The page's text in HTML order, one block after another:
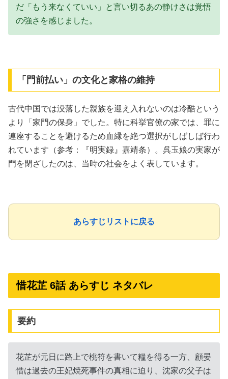
だ「もう来なくていい」と言い切るあの静けさは覚悟
の強さを感じました。
「門前払い」の文化と家格の維持
古代中国では没落した親族を迎え入れないのは冷酷という
より「家門の保身」でした。特に科挙官僚の家では、罪に
連座することを避けるため血縁を絶つ選択がしばしば行わ
れています（参考：『明実録』嘉靖条）。呉玉娘の実家が
門を閉ざしたのは、当時の社会をよく表しています。
あらすじリストに戻る
惜花芷 6話 あらすじ ネタバレ
要約
花芷が元日に路上で桃符を書いて糧を得る一方、顧晏
惜は過去の王妃焼死事件の真相に迫り、沈家の父子は